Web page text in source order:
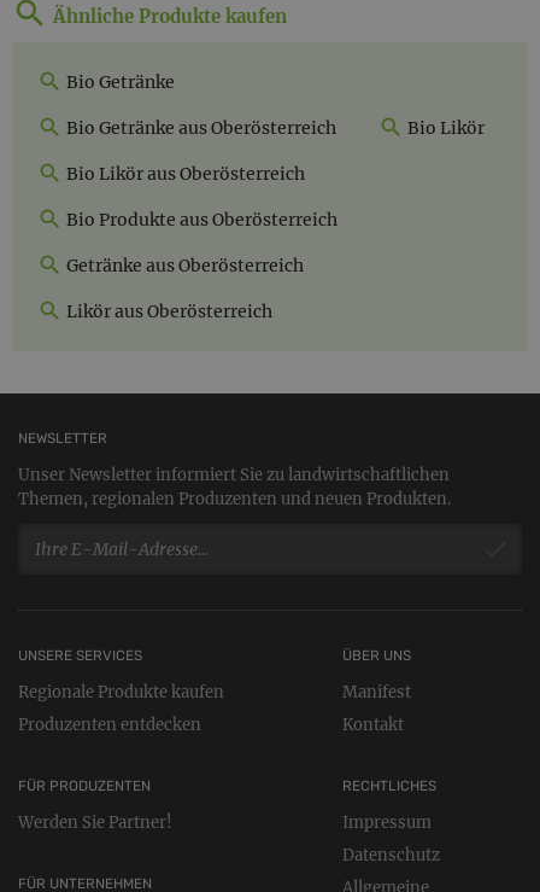
Ähnliche Produkte kaufen
Bio Getränke
Bio Getränke aus Oberösterreich Bio Likör
Bio Likör aus Oberösterreich
Bio Produkte aus Oberösterreich
Getränke aus Oberösterreich
Likör aus Oberösterreich
NEWSLETTER
Unser Newsletter informiert Sie zu landwirtschaftlichen
Themen, regionalen Produzenten und neuen Produkten.
UNSERE SERVICES
Regionale Produkte kaufen
Produzenten entdecken
FÜR PRODUZENTEN
Werden Sie Partner!
FÜR UNTERNEHMEN
RECHTLICHES
Impressum
Datenschutz
Allgemeine
ÜBER UNS
Manifest
Kontakt